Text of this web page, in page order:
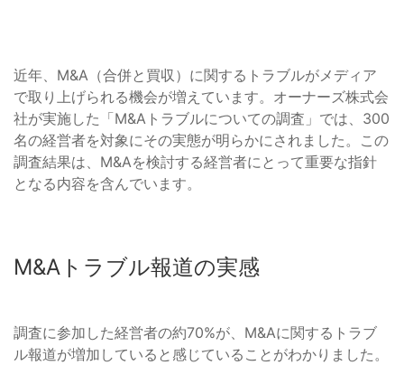
近年、M&A（合併と買収）に関するトラブルがメディア
で取り上げられる機会が増えています。オーナーズ株式会
社が実施した「M&Aトラブルについての調査」では、300
名の経営者を対象にその実態が明らかにされました。この
調査結果は、M&Aを検討する経営者にとって重要な指針
となる内容を含んでいます。
M&Aトラブル報道の実感
調査に参加した経営者の約70%が、M&Aに関するトラブ
ル報道が増加していると感じていることがわかりました。